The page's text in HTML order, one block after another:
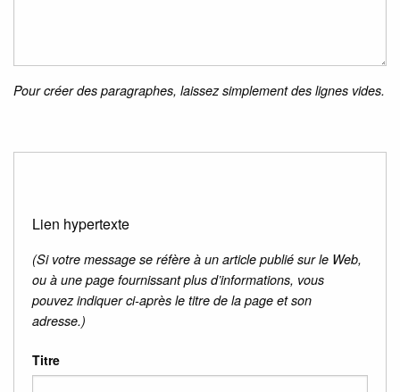
Pour créer des paragraphes, laissez simplement des lignes vides.
Lien hypertexte
(Si votre message se réfère à un article publié sur le Web,
ou à une page fournissant plus d’informations, vous
pouvez indiquer ci-après le titre de la page et son
adresse.)
Titre